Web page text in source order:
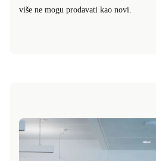
više ne mogu prodavati kao novi.